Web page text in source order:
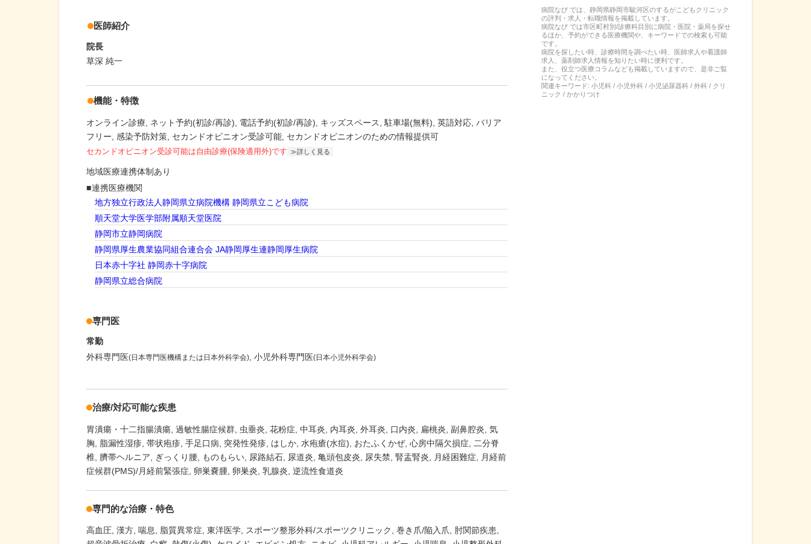
医師紹介
院長
草深 純一
機能・特徴
オンライン診療 ネット予約(初診/再診) 電話予約(初診/再診) キッズスペース 駐車場(無料) 英語対応 バリア
フリー 感染予防対策 セカンドオピニオン受診可能 セカンドオピニオンのための情報提供可
セカンドオピニオン受診可能は自由診療(保険適用外)です 詳しく見る
地域医療連携体制あり
連携医療機関
地方独立行政法人静岡県立病院機構 静岡県立こども病院
順天堂大学医学部附属順天堂医院
静岡市立静岡病院
静岡県厚生農業協同組合連合会 JA静岡厚生連静岡厚生病院
日本赤十字社 静岡赤十字病院
静岡県立総合病院
専門医
常勤
外科専門医(日本専門医機構または日本外科学会) 小児外科専門医(日本小児外科学会)
治療/対応可能な疾患
胃潰瘍・十二指腸潰瘍 過敏性腸症候群 虫垂炎 花粉症 中耳炎 内耳炎 外耳炎 口内炎 扁桃炎 副鼻腔炎 気
胸
脂漏性湿疹 帯状疱疹 手足口病 突発性発疹 はしか 水疱瘡(水痘) おたふくかぜ 心房中隔欠損症
二分脊
椎 臍帯ヘルニア ぎっくり腰 ものもらい 尿路結石 尿道炎 亀頭包皮炎 尿失禁 腎盂腎炎 月経困難症
月経前
症候群(PMS)/月経前緊張症
卵巣嚢腫 卵巣炎 乳腺炎 逆流性食道炎
専門的な治療・特色
高血圧 漢方 喘息 脂質異常症 東洋医学 スポーツ整形外科/スポーツクリニック 巻き爪/陥入爪
肘関節疾患
病院なび では、 静岡県静岡市駿河区のするがこどもクリニック
の評判・求人・転職情報を掲載しています。
病院なび では市区町村別/診療科目別に病院・医院・薬局を探せ
るほか、予約ができる医療機関や、キーワードでの検索も可能
です。
病院を探したい時、診療時間を調べたい時、医師求人や看護師
求人、薬剤師求人情報を知りたい時に便利です。
また、役立つ医療コラムなども掲載していますので、是非ご覧
になってください。
関連キーワード: 小児科 / 小児外科 / 小児泌尿器科 / 外科 / クリ
ニック / かかりつけ